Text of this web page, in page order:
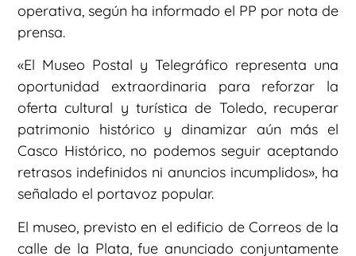
operativa, según ha informado el PP por nota de
prensa.
«El Museo Postal y Telegráfico representa una
oportunidad extraordinaria para reforzar la
oferta cultural y turística de Toledo, recuperar
patrimonio histórico y dinamizar aún más el
Casco Histórico, no podemos seguir aceptando
retrasos indefinidos ni anuncios incumplidos», ha
señalado el portavoz popular.
El museo, previsto en el edificio de Correos de la
calle de la Plata, fue anunciado conjuntamente